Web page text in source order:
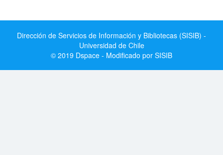
Dirección de Servicios de Información y Bibliotecas (SISIB) -
Universidad de Chile
© 2019 Dspace - Modificado por SISIB